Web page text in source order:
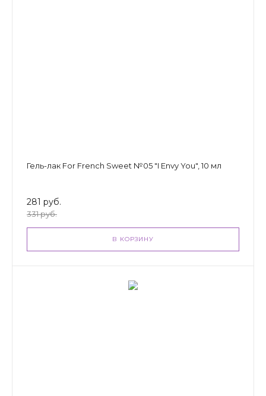
Гель-лак For French Sweet №05 "I Envy You", 10 мл
281 руб.
331 руб.
В КОРЗИНУ